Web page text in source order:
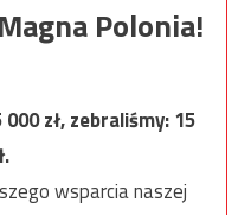
Polonia!
000zł, zebraliśmy:15
wsparcia naszej